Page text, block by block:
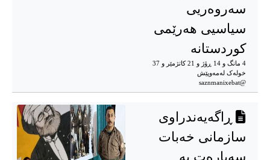
سەروەریی
سیاسیی هەرێمی
کوردستانە
4 مانگ و 14 ڕۆژ و 21 کاتژمێر و 37
خوله‌ک له‌مه‌وپێش‌
@saznmanixebat
ڕاگەیەندراوی
سازمانی خه‌بات
سه‌باره‌ت بە